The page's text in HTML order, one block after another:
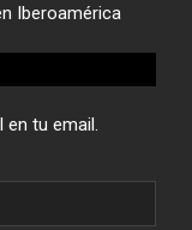
Iberoamérica
tu email.